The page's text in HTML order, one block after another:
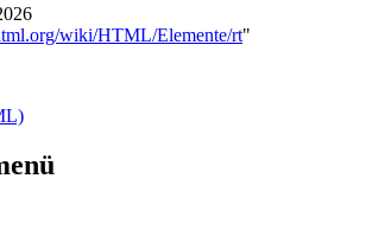
wiki/HTML/Elemente/rt"